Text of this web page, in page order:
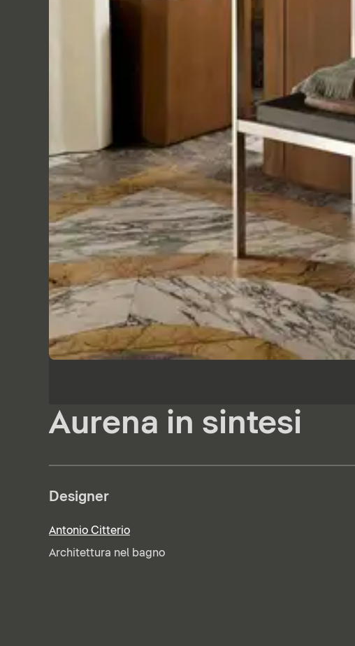
Aurena in sintesi
Designer
Antonio Citterio
Architettura nel bagno